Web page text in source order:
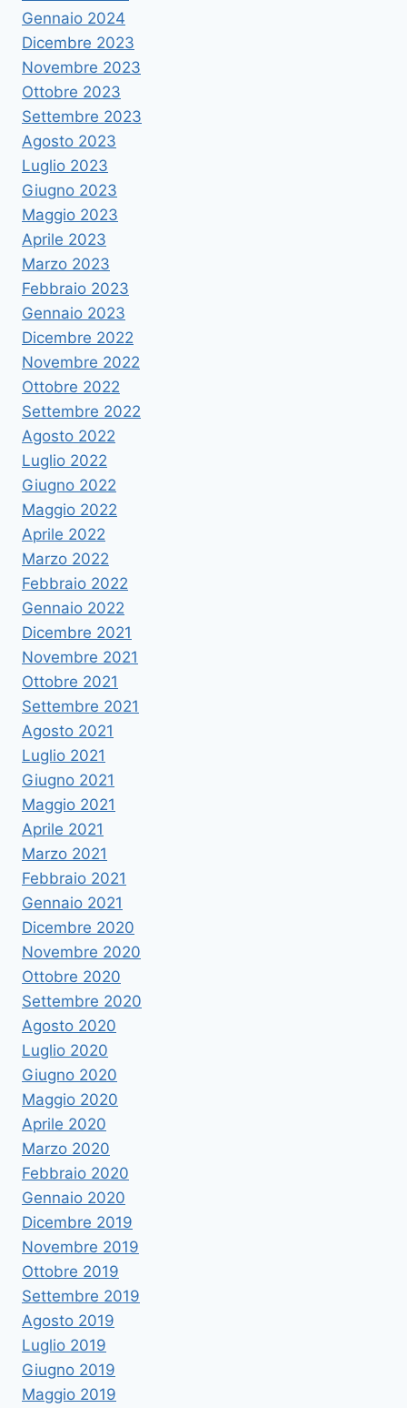
Gennaio 2024
Dicembre 2023
Novembre 2023
Ottobre 2023
Settembre 2023
Agosto 2023
Luglio 2023
Giugno 2023
Maggio 2023
Aprile 2023
Marzo 2023
Febbraio 2023
Gennaio 2023
Dicembre 2022
Novembre 2022
Ottobre 2022
Settembre 2022
Agosto 2022
Luglio 2022
Giugno 2022
Maggio 2022
Aprile 2022
Marzo 2022
Febbraio 2022
Gennaio 2022
Dicembre 2021
Novembre 2021
Ottobre 2021
Settembre 2021
Agosto 2021
Luglio 2021
Giugno 2021
Maggio 2021
Aprile 2021
Marzo 2021
Febbraio 2021
Gennaio 2021
Dicembre 2020
Novembre 2020
Ottobre 2020
Settembre 2020
Agosto 2020
Luglio 2020
Giugno 2020
Maggio 2020
Aprile 2020
Marzo 2020
Febbraio 2020
Gennaio 2020
Dicembre 2019
Novembre 2019
Ottobre 2019
Settembre 2019
Agosto 2019
Luglio 2019
Giugno 2019
Maggio 2019